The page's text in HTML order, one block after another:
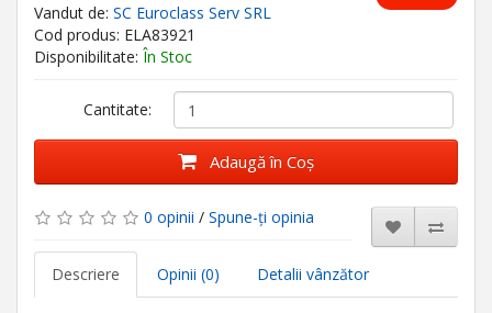
Vandut de: SC Euroclass Serv SRL
Cod produs: ELA83921
Disponibilitate: În Stoc
Cantitate:
Adaugă în Coş
0 opinii / Spune-ţi opinia
Descriere Opinii (0) Detalii vânzător